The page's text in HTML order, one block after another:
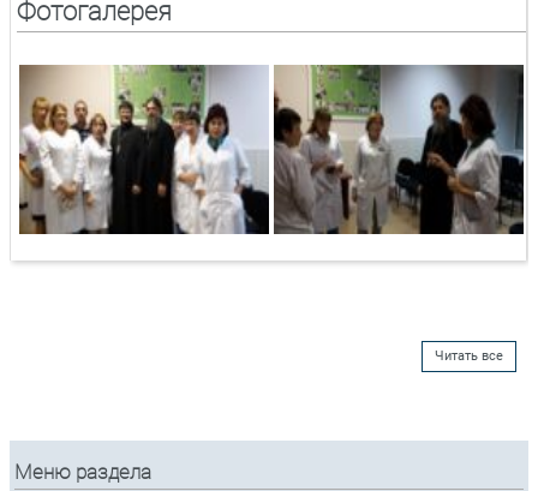
Фотогалерея
Читать все
Меню раздела